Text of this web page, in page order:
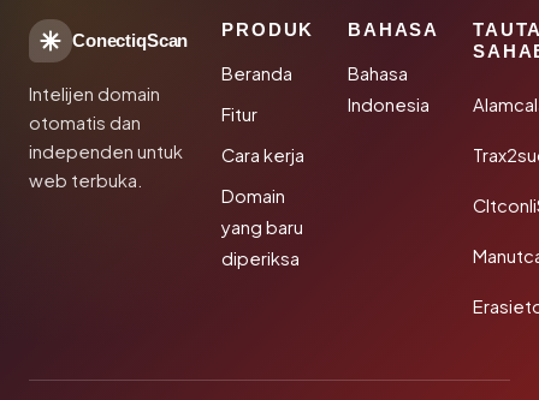
ConectiqScan
Intelijen domain
otomatis dan
independen untuk
web terbuka.
PRODUK
Beranda
Fitur
Cara kerja
Domain
yang baru
diperiksa
BAHASA
Bahasa
Indonesia